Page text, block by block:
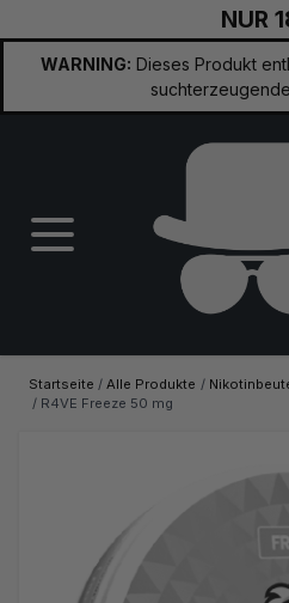
NUR
WARNING: Dieses Produkt
Startseite / Alle Produkte /
/ R4VE Freeze 50 mg